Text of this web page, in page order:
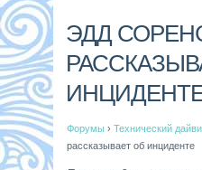
ЭДД
Форумы › Технический
рассказывает об инциденте